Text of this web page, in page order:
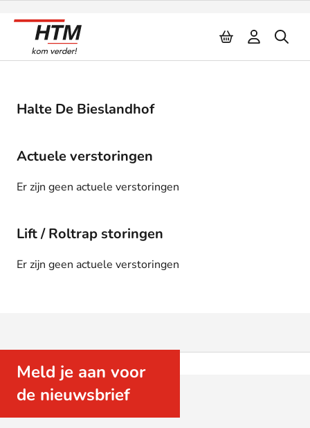
Halte De Bieslandhof
Actuele verstoringen
Er zijn geen actuele verstoringen
Lift / Roltrap storingen
Er zijn geen actuele verstoringen
Meld je aan voor
de nieuwsbrief